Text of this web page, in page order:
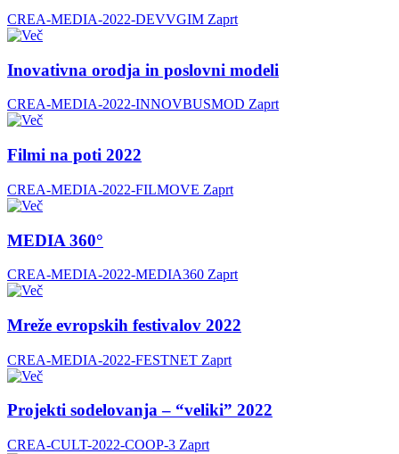
CREA-MEDIA-2022-DEVVGIM Zaprt
Inovativna orodja in poslovni modeli
CREA-MEDIA-2022-INNOVBUSMOD Zaprt
Filmi na poti 2022
CREA-MEDIA-2022-FILMOVE Zaprt
MEDIA 360°
CREA-MEDIA-2022-MEDIA360 Zaprt
Mreže evropskih festivalov 2022
CREA-MEDIA-2022-FESTNET Zaprt
Projekti sodelovanja – “veliki” 2022
CREA-CULT-2022-COOP-3 Zaprt